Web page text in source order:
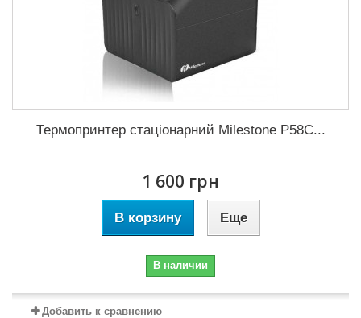
Термопринтер стаціонарний Milestone P58C...
1 600 грн
В корзину Еще
В наличии
Добавить к сравнению